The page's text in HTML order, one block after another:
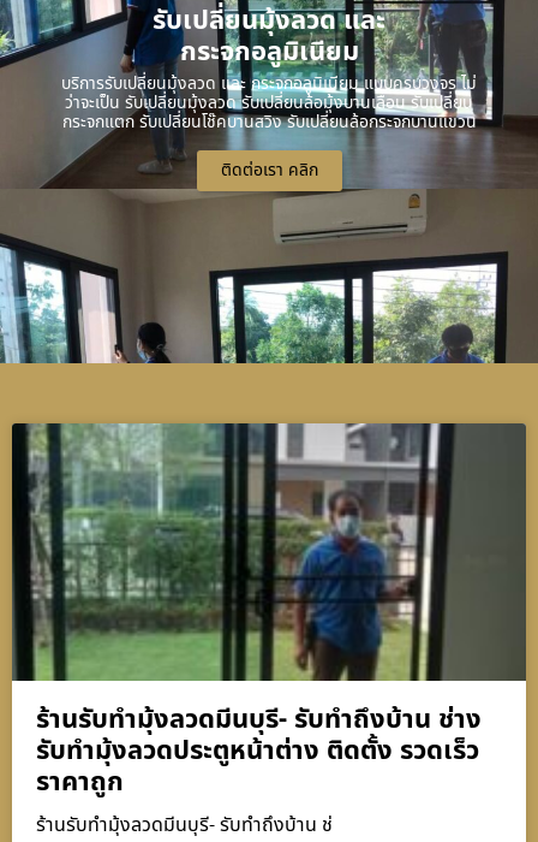
รับเปลี่ยนมุ้งลวด และ
กระจกอลูมิเนียม
บริการรับเปลี่ยนมุ้งลวด และ กระจกอลูมิเนียม แบบครบวงจร ไม่
ว่าจะเป็น รับเปลี่ยนมุ้งลวด รับเปลี่ยนล้อมุ้งบานเลื่อน รับเปลี่ยน
กระจกแตก รับเปลี่ยนโช๊คบานสวิง รับเปลี่ยนล้อกระจกบานแขวน
ติดต่อเรา คลิก
ร้านรับทำมุ้งลวดมีนบุรี- รับทำถึงบ้าน ช่าง
รับทำมุ้งลวดประตูหน้าต่าง ติดตั้ง รวดเร็ว
ราคาถูก
ร้านรับทำมุ้งลวดมีนบุรี- รับทำถึงบ้าน ช่